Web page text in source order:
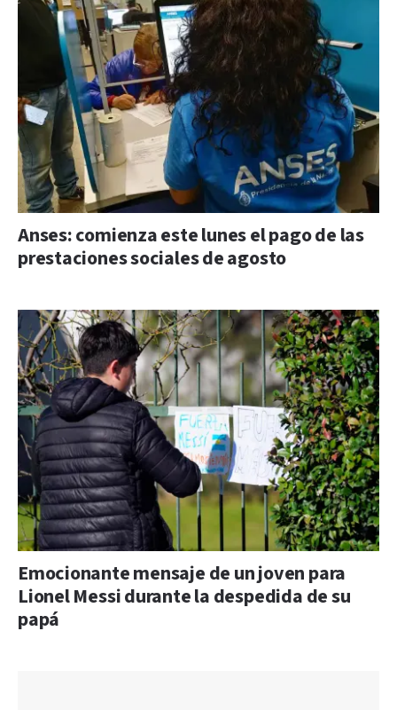
Anses: comienza este lunes el pago de las
prestaciones sociales de agosto
Emocionante mensaje de un joven para
Lionel Messi durante la despedida de su
papá